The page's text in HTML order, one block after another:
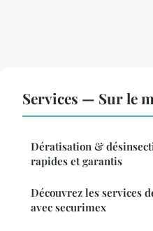
Services — Sur le
Dératisation &
rapides et garantis
Découvrez les services
avec securimex